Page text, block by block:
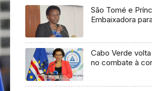
São Tomé e
Embaixadora
Cabo Verde
no combate à